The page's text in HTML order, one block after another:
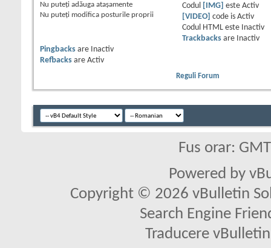
Nu puteţi adăuga ataşamente
Nu puteţi modifica posturile proprii
Codul
[IMG] este Activ
[VIDEO]
code is Activ
Codul HTML este
Inactiv
Trackbacksare
Inactiv
Pingbacks are
Inactiv
Refbacks are Activ
Reguli Forum
Fus orar:
Powered by
Copyright © 2026 vBulletin
Search Engine
Traducere